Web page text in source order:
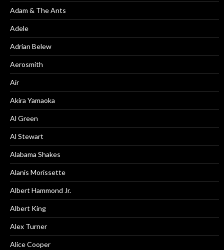
Adam & The Ants
Adele
Adrian Belew
Aerosmith
Air
Akira Yamaoka
Al Green
Al Stewart
Alabama Shakes
Alanis Morissette
Albert Hammond Jr.
Albert King
Alex Turner
Alice Cooper